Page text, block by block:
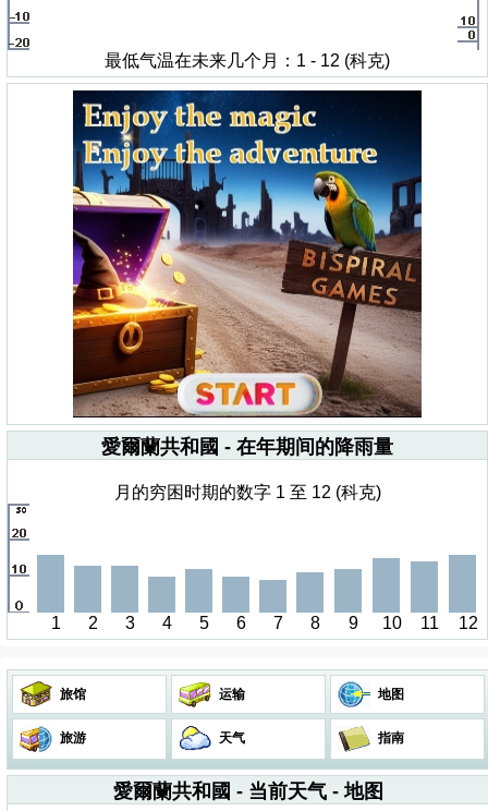
最低气温在未来几个月：1 - 12 (科克)
愛爾蘭共和國 - 在年期间的降雨量
月的穷困时期的数字 1 至 12 (科克)
1 2 3 4 5 6 7 8 9 10 11 12
旅馆 运输 地图
旅游 天气 指南
愛爾蘭共和國 - 当前天气 - 地图